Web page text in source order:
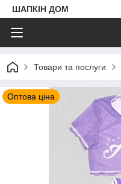
ШАПКIН ДОМ
Товари та послуги
Оптова ціна